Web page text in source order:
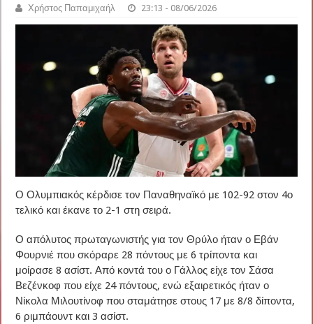
Χρήστος Παπαμιχαήλ 23:13 - 08/06/2026
Ο Ολυμπιακός κέρδισε τον Παναθηναϊκό με 102-92 στον 4ο
τελικό και έκανε το 2-1 στη σειρά.
Ο απόλυτος πρωταγωνιστής για τον Θρύλο ήταν ο Εβάν
Φουρνιέ που σκόραρε 28 πόντους με 6 τρίποντα και
μοίρασε 8 ασίστ. Από κοντά του ο Γάλλος είχε τον Σάσα
Βεζένκοφ που είχε 24 πόντους, ενώ εξαιρετικός ήταν ο
Νίκολα Μιλουτίνοφ που σταμάτησε στους 17 με 8/8 δίποντα,
6 ριμπάουντ και 3 ασίστ.